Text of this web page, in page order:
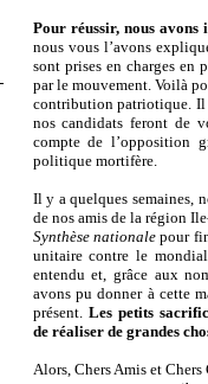
Pour réussir, nous avons
nous vous l’avons
sont prises en charges en
par le mouvement. Voilà
contribution patriotique. Il
nos candidats feront de
compte de l’opposition
politique mortifère.
Il y a quelques semaines,
de nos amis de la région
Synthèse nationalepour
unitaire contre le
entendu et, grâce aux
avons pu donner à cette
présent. Les petits
de réaliser de grandes
Alors, Chers Amis et